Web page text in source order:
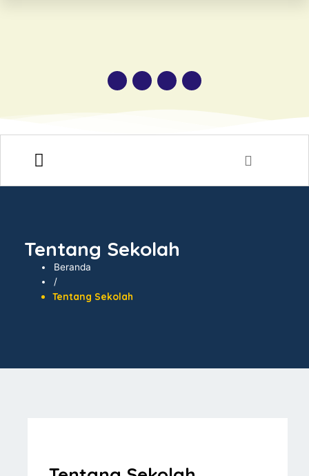
Tentang Sekolah
Beranda
/
Tentang Sekolah